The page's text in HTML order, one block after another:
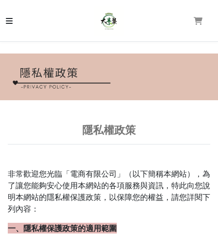
隱私權政策
非常歡迎您光臨「電商有限公司」（以下簡稱本網站），為
了讓您能夠安心使用本網站的各項服務與資訊，特此向您說
明本網站的隱私權保護政策，以保障您的權益，請您詳閱下
列內容：
一、隱私權保護政策的適用範圍